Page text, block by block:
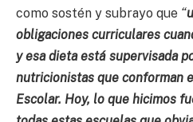
como sostén y subrayo que “
obligaciones curriculares
y esa dieta está supervisada
nutricionistas que conforman
Escolar. Hoy, lo que hicimos